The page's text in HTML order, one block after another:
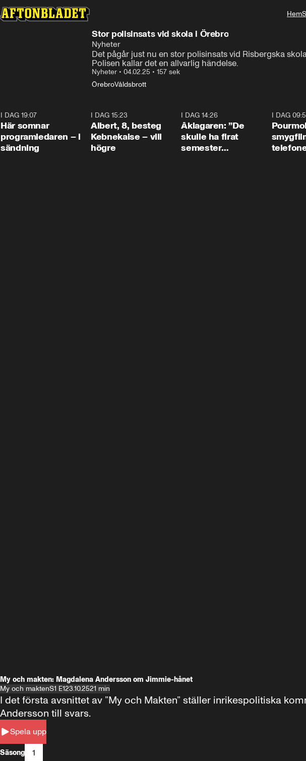
Hem
Stor polisinsats vid skola i Örebro
Nyheter
Det pågår just nu en stor polisinsats vid Risbergska
Polisen kallar det en allvarlig händelse.
Nyheter • 04.02.25 • 157 sek
ÖrebroVåldsbrott
I DAG 19:07
Här somnar
programledaren – i
sändning
I DAG 15:23
Albert, 8, besteg
Kebnekaise – vill
högre
I DAG 14:26
Åklagaren: ”De
skulle ha firat
semester
I DAG
My och makten: Magdalena Andersson om Jimmie-hånet
My och maktenS1 E123.10.2521 min
Spela upp
I det första avsnittet av ”My och Makten” ställer inrikespolitiska
Andersson till svars.
Säsong 1